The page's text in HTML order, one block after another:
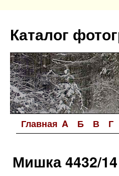
содержимому
Каталог
Главная A Б В Г
Мишка 4432/